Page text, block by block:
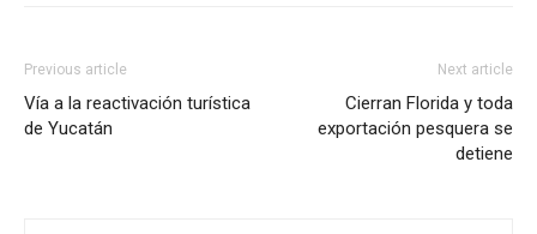
Previous article
Vía a la reactivación turística
de Yucatán
Next article
Cierran Florida y toda
exportación pesquera se
detiene